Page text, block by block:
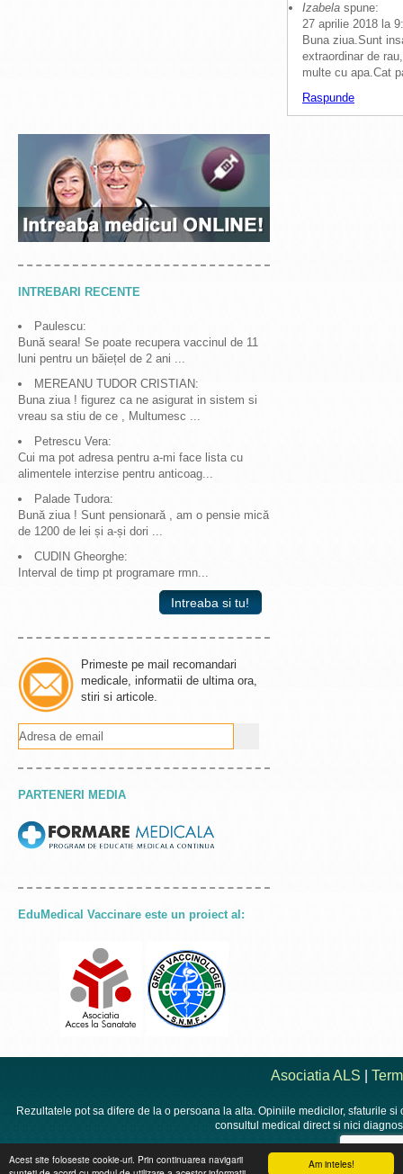
Am inteles!
Acest site foloseste cookie-uri. Prin continuarea navigarii
Izabela spune:
27 aprilie 2018 la
Buna ziua.Sunt
extraordinar de
multe cu apa.Cat
Raspunde
INTREBARI RECENTE
Paulescu:
Bună seara! Se poate recupera vaccinul de 11
luni pentru un băiețel de 2 ani ...
MEREANU TUDOR CRISTIAN:
Buna ziua ! figurez ca ne asigurat in sistem si
vreau sa stiu de ce , Multumesc ...
Petrescu Vera:
Cui ma pot adresa pentru a-mi face lista cu
alimentele interzise pentru anticoag...
Palade Tudora:
Bună ziua ! Sunt pensionară , am o pensie mică
de 1200 de lei și a-și dori ...
CUDIN Gheorghe:
Interval de timp pt programare rmn...
Intreaba si tu!
Primeste pe mail recomandari
medicale, informatii de ultima ora,
stiri si articole.
PARTENERI MEDIA
EduMedical Vaccinare este un proiect al:
Asociatia ALS
Rezultatele pot sa difere de la o persoana la alta. Opiniile medicilor, sfaturile
consultul medical direct si nici